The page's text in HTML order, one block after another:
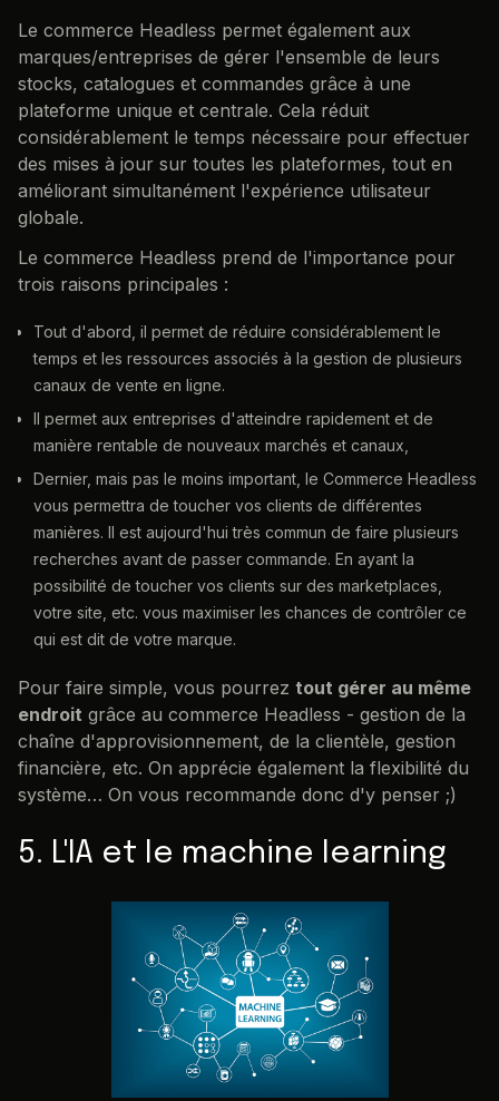
Le commerce Headless permet également aux
marques/entreprises de gérer l'ensemble de leurs
stocks, catalogues et commandes grâce à une
plateforme unique et centrale. Cela réduit
considérablement le temps nécessaire pour effectuer
des mises à jour sur toutes les plateformes, tout en
améliorant simultanément l'expérience utilisateur
globale.
Le commerce Headless prend de l'importance pour
trois raisons principales :
Tout d'abord, il permet de réduire considérablement le
temps et les ressources associés à la gestion de plusieurs
canaux de vente en ligne.
Il permet aux entreprises d'atteindre rapidement et de
manière rentable de nouveaux marchés et canaux,
Dernier, mais pas le moins important, le Commerce Headless
vous permettra de toucher vos clients de différentes
manières. Il est aujourd'hui très commun de faire plusieurs
recherches avant de passer commande. En ayant la
possibilité de toucher vos clients sur des marketplaces,
votre site, etc. vous maximiser les chances de contrôler ce
qui est dit de votre marque.
Pour faire simple, vous pourrez tout gérer au même
endroit grâce au commerce Headless - gestion de la
chaîne d'approvisionnement, de la clientèle, gestion
financière, etc. On apprécie également la flexibilité du
système… On vous recommande donc d'y penser ;)
5. L'IA et le machine learning